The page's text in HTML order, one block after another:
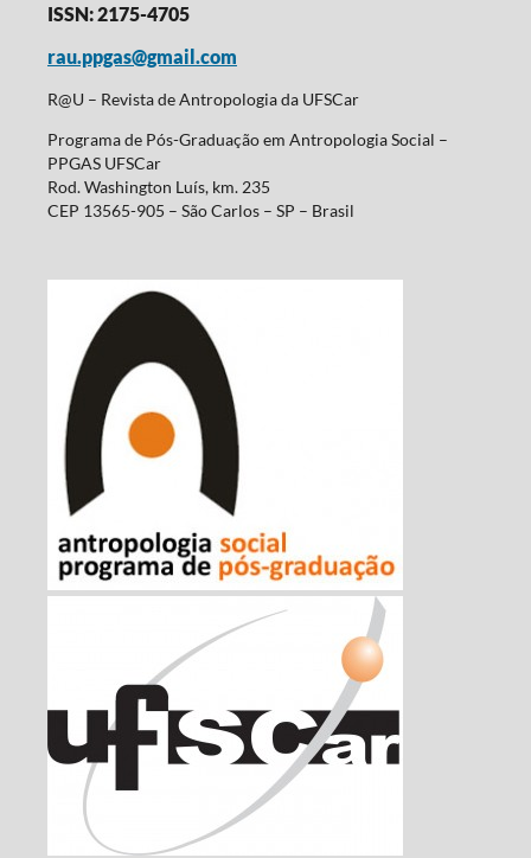
ISSN: 2175-4705
rau.ppgas@gmail.com
R@U – Revista de Antropologia da UFSCar
Programa de Pós-Graduação em Antropologia Social –
PPGAS UFSCar
Rod. Washington Luís, km. 235
CEP 13565-905 – São Carlos – SP – Brasil